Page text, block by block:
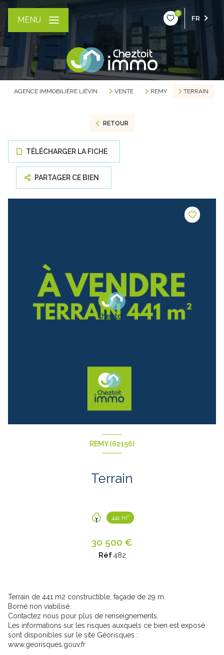
0
FR
MENU
AGENCE IMMOBILIÈRE LIÉVIN VENTE REMY TERRAIN
RETOUR
TÉLÉCHARGER LA FICHE
PARTAGER CE BIEN
REMY (62156)
Terrain
441 m²
30 500 €
Réf482
Terrain de 441 m2 constructible, façade de 29 m.
Borné non viabilisé.
Contactez nous pour plus de renseignements.
Les informations sur les risques auxquels ce bien est exposé
sont disponibles sur le site Géorisques :
www.georisques.gouv.fr